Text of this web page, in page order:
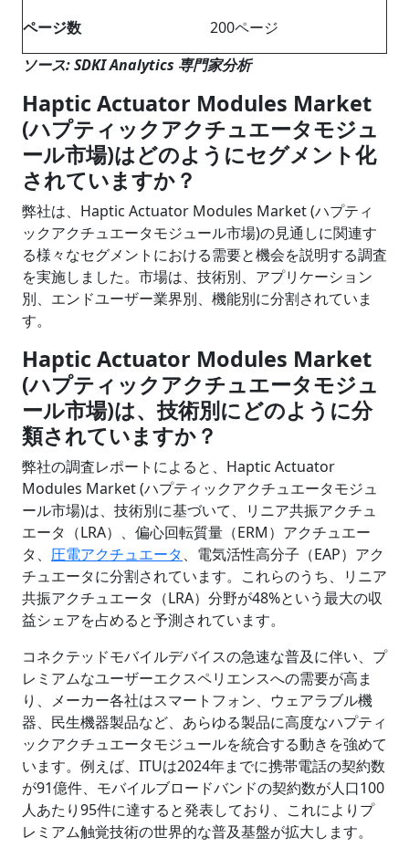
ページ数
200ページ
ソース: SDKI Analytics 専門家分析
Haptic Actuator Modules Market
(ハプティックアクチュエータモジュ
ール市場)はどのようにセグメント化
されていますか？
弊社は、Haptic Actuator Modules Market (ハプティ
ックアクチュエータモジュール市場)の見通しに関連す
る様々なセグメントにおける需要と機会を説明する調査
を実施しました。市場は、技術別、アプリケーション
別、エンドユーザー業界別、機能別に分割されていま
す。
Haptic Actuator Modules Market
(ハプティックアクチュエータモジュ
ール市場)は、技術別にどのように分
類されていますか？
弊社の調査レポートによると、Haptic Actuator
Modules Market (ハプティックアクチュエータモジュ
ール市場)は、技術別に基づいて、リニア共振アクチュ
エータ（LRA）、偏心回転質量（ERM）アクチュエー
タ、 圧電アクチュエータ、電気活性高分子（EAP）アク
チュエータに分割されています。これらのうち、リニア
共振アクチュエータ（LRA）分野が48%という最大の収
益シェアを占めると予測されています。
コネクテッドモバイルデバイスの急速な普及に伴い、プ
レミアムなユーザーエクスペリエンスへの需要が高ま
り、メーカー各社はスマートフォン、ウェアラブル機
器、民生機器製品など、あらゆる製品に高度なハプティ
ックアクチュエータモジュールを統合する動きを強めて
います。例えば、ITUは2024年までに携帯電話の契約数
が91億件、モバイルブロードバンドの契約数が人口100
人あたり95件に達すると発表しており、これによりプ
レミアム触覚技術の世界的な普及基盤が拡大します。